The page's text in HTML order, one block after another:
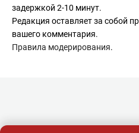
задержкой 2-10 минут.
Редакция оставляет за собой
вашего комментария.
Правила модерирования.